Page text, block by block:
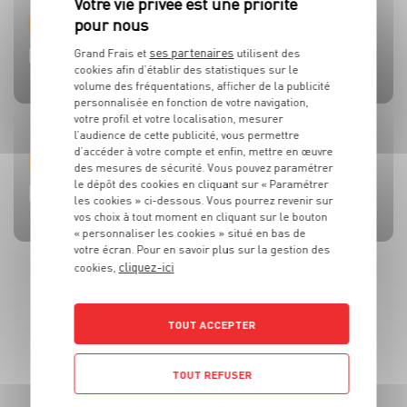
TOMATES
BRUSCHETTA FRAISES TOMATES MOZZA
ACTUALITE
L’HUILE QUI FAIT TOUTE LA DIFFÉRENCE !
BEAUFORT AOP
SALADE MOZZARELLA, PÊCHE ET AVOCAT
CÔTE DE BŒUF
CÔTE DE BOEUF AU ROQUEFORT
MOULES DE BOUCHOT AOP DE LA BAIE DU MONT-SAINT-
BROCHETTES DE SARDINES ET SAUCE À LA MENTHE
Grand Frais et ses partenaires utilisent des
cookies afin d’établir des statistiques sur le
volume des fréquentations, afficher de la publicité
personnalisée en fonction de votre navigation,
votre profil et votre localisation, mesurer
l’audience de cette publicité, vous permettre
d’accéder à votre compte et enfin, mettre en œuvre
des mesures de sécurité. Vous pouvez paramétrer
le dépôt des cookies en cliquant sur « Paramétrer
les cookies » ci-dessous. Vous pourrez revenir sur
vos choix à tout moment en cliquant sur le bouton
« personnaliser les cookies » situé en bas de
votre écran. Pour en savoir plus sur la gestion des
cookies, cliquez-ici
TOUT ACCEPTER
TOUT REFUSER